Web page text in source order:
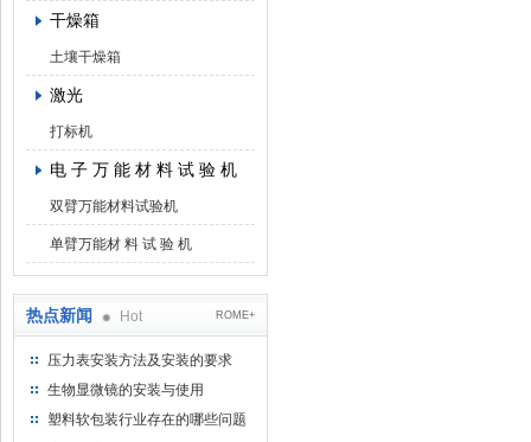
干燥箱
土壤干燥箱
激光
打标机
电 子 万 能 材 料 试 验 机
双臂万能材料试验机
单臂万能材 料 试 验 机
热点新闻 Hot ROME+
压力表安装方法及安装的要求
生物显微镜的安装与使用
塑料软包装行业存在的哪些问题